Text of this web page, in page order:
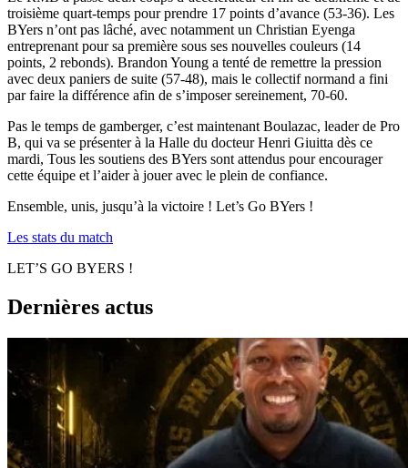
troisième quart-temps pour prendre 17 points d’avance (53-36). Les
BYers n’ont pas lâché, avec notamment un Christian Eyenga
entreprenant pour sa première sous ses nouvelles couleurs (14
points, 2 rebonds). Brandon Young a tenté de remettre la pression
avec deux paniers de suite (57-48), mais le collectif normand a fini
par faire la différence afin de s’imposer sereinement, 70-60.
Pas le temps de gamberger, c’est maintenant Boulazac, leader de Pro
B, qui va se présenter à la Halle du docteur Henri Giuitta dès ce
mardi, Tous les soutiens des BYers sont attendus pour encourager
cette équipe et l’aider à jouer avec le plein de confiance.
Ensemble, unis, jusqu’à la victoire ! Let’s Go BYers !
Les stats du match
LET’S GO BYERS !
Dernières actus